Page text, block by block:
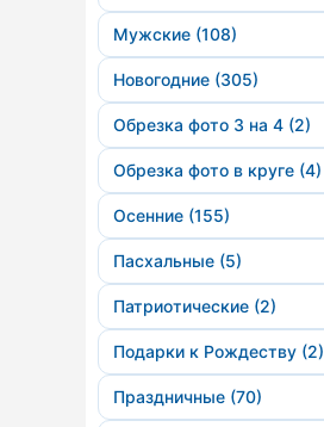
Мужские (108)
Новогодние (305)
Обрезка фото 3 на 4 (2)
Обрезка фото в круге (4)
Осенние (155)
Пасхальные (5)
Патриотические (2)
Подарки к Рождеству (2)
Праздничные (70)